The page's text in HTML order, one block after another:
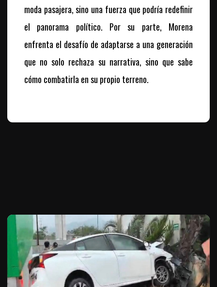
moda pasajera, sino una fuerza que podría redefinir
el panorama político. Por su parte, Morena
enfrenta el desafío de adaptarse a una generación
que no solo rechaza su narrativa, sino que sabe
cómo combatirla en su propio terreno.